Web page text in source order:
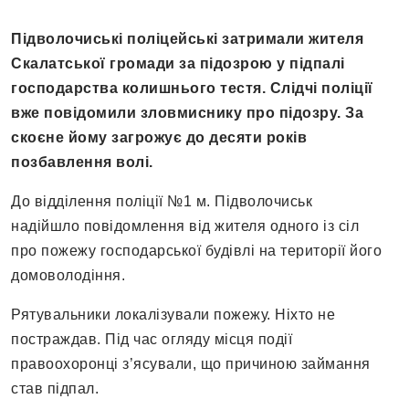
Підволочиські поліцейські затримали жителя
Скалатської громади за підозрою у підпалі
господарства колишнього тестя. Слідчі поліції
вже повідомили зловмиснику про підозру. За
скоєне йому загрожує до десяти років
позбавлення волі.
До відділення поліції №1 м. Підволочиськ
надійшло повідомлення від жителя одного із сіл
про пожежу господарської будівлі на території його
домоволодіння.
Рятувальники локалізували пожежу. Ніхто не
постраждав. Під час огляду місця події
правоохоронці з’ясували, що причиною займання
став підпал.